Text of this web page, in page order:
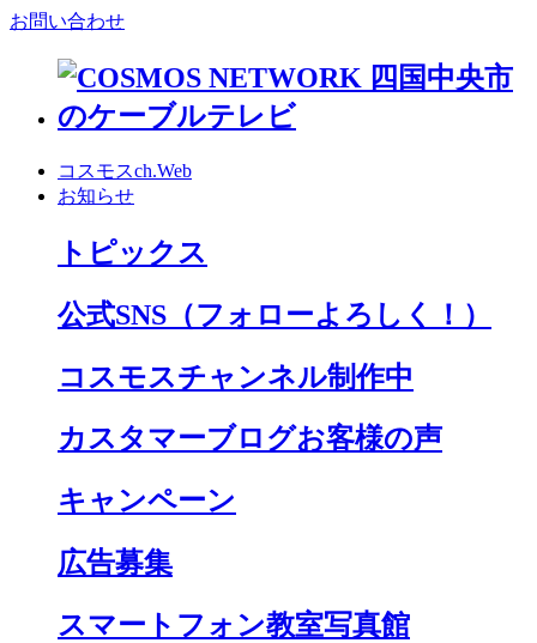
お問い合わせ
コスモスch.Web
お知らせ
トピックス
公式SNS （フォローよろしく！）
コスモスチャンネル制作中
カスタマーブログお客様の声
キャンペーン
広告募集
スマートフォン教室写真館